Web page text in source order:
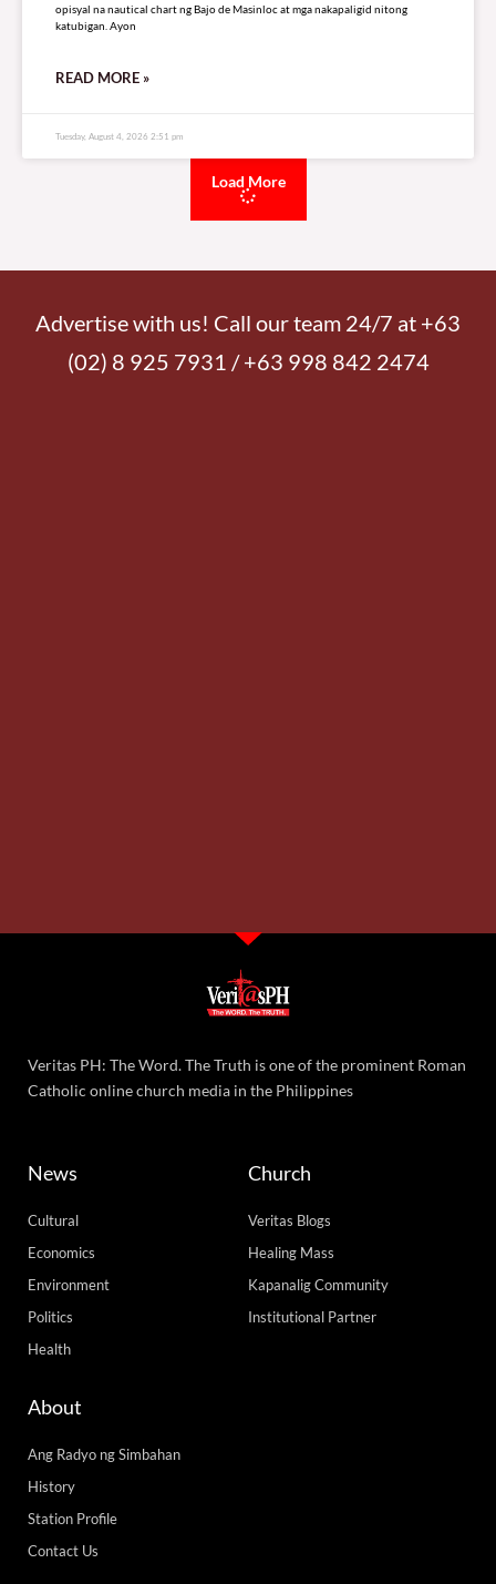
opisyal na nautical chart ng Bajo de Masinloc at mga nakapaligid nitong
katubigan. Ayon
READ MORE »
Tuesday, August 4, 2026 2:51 pm
Load More
Advertise with us! Call our team 24/7 at +63
(02) 8 925 7931 / +63 998 842 2474
Veritas PH: The Word. The Truth is one of the prominent Roman
Catholic online church media in the Philippines
News
Cultural
Economics
Environment
Politics
Health
Church
Veritas Blogs
Healing Mass
Kapanalig Community
Institutional Partner
About
Ang Radyo ng Simbahan
History
Station Profile
Contact Us